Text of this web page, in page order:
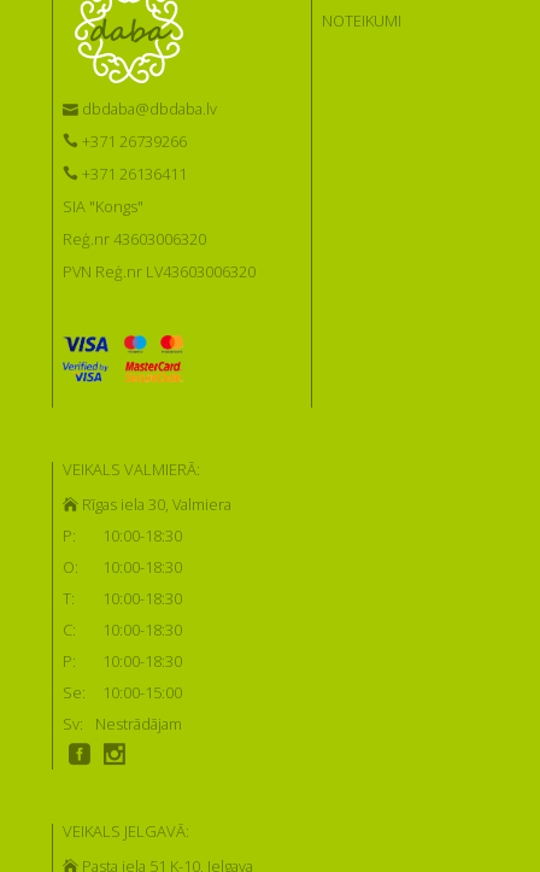
dbdaba@dbdaba.lv
+371 26739266
+371 26136411
SIA "Kongs"
Reģ.nr 43603006320
PVN Reģ.nr LV43603006320
NOTEIKUMI
VEIKALS VALMIERĀ:
Rīgas iela 30, Valmiera
P:
10:00-18:30
O:
10:00-18:30
T:
10:00-18:30
C:
10:00-18:30
P:
10:00-18:30
Se:
10:00-15:00
Sv:
Nestrādājam
VEIKALS JELGAVĀ:
Pasta iela 51 K-10, Jelgava